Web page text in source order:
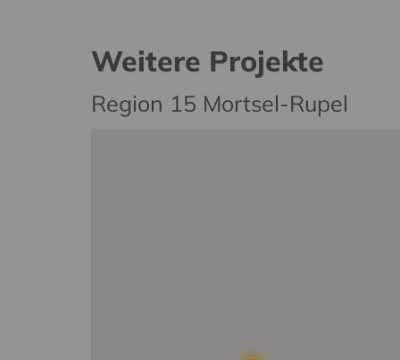
Weitere Projekte
Region 15 Mortsel-Rupel